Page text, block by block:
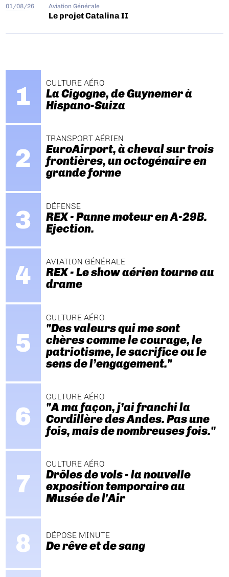
01/08/26 Aviation Générale
Le projet Catalina II
CULTURE AÉRO
La Cigogne, de Guynemer à
Hispano-Suiza
TRANSPORT AÉRIEN
EuroAirport, à cheval sur trois
frontières, un octogénaire en
grande forme
DÉFENSE
REX - Panne moteur en A-29B.
Ejection.
AVIATION GÉNÉRALE
REX - Le show aérien tourne au
drame
CULTURE AÉRO
"Des valeurs qui me sont
chères comme le courage, le
patriotisme, le sacrifice ou le
sens de l’engagement."
CULTURE AÉRO
"A ma façon, j’ai franchi la
Cordillère des Andes. Pas une
fois, mais de nombreuses fois."
CULTURE AÉRO
Drôles de vols - la nouvelle
exposition temporaire au
Musée de l'Air
DÉPOSE MINUTE
De rêve et de sang